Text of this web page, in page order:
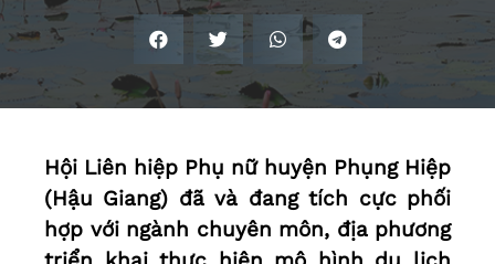
Hội Liên hiệp Phụ nữ huyện Phụng Hiệp
(Hậu Giang) đã và đang tích cực phối
hợp với ngành chuyên môn, địa phương